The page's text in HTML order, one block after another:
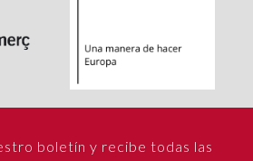
boletín y recibe todas las